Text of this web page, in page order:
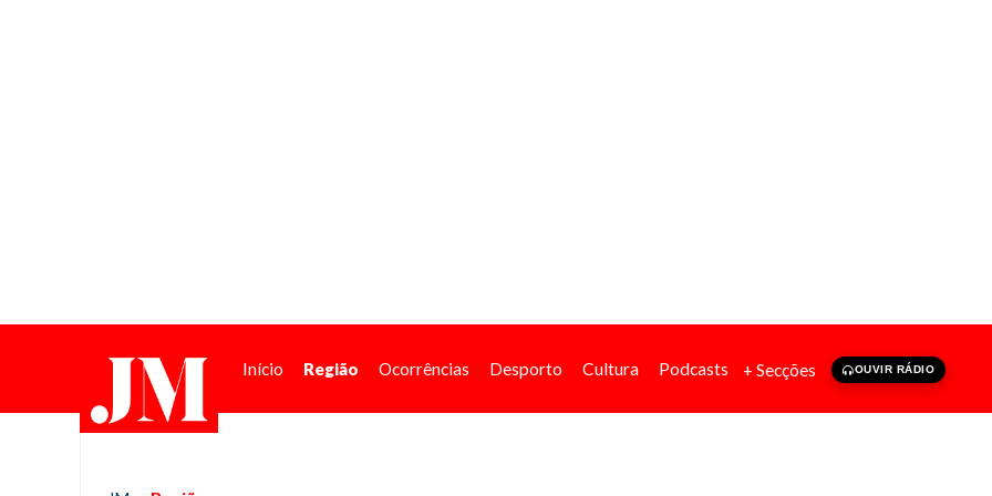
Início Região Ocorrências Desporto Cultura Podcasts + Secções OUVIR RÁDIO